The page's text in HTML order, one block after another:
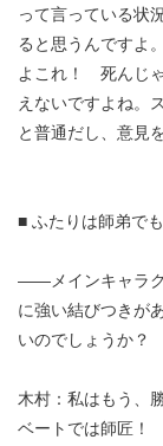
って言っている状
ると思うんですよ
よこれ！ 死んじ
えないですよね。
と普通だし、意見
■ ふたりは師弟で
――メインキャラ
に強い結びつきが
いのでしょうか？
木村：私はもう、
ベートでは師匠